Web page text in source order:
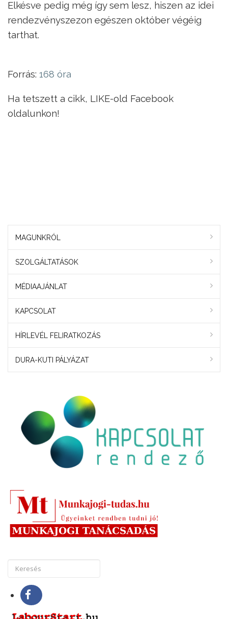
Elkésve pedig még így sem lesz, hiszen az idei
rendezvényszezon egészen október végéig
tarthat.
Forrás: 168 óra
Ha tetszett a cikk, LIKE-old Facebook
oldalunkon!
MAGUNKRÓL
SZOLGÁLTATÁSOK
MÉDIAAJÁNLAT
KAPCSOLAT
HÍRLEVÉL FELIRATKOZÁS
DURA-KUTI PÁLYÁZAT